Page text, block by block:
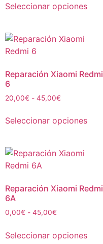
Seleccionar opciones
Reparación Xiaomi Redmi
6
20,00€ - 45,00€
Seleccionar opciones
Reparación Xiaomi Redmi
6A
0,00€ - 45,00€
Seleccionar opciones